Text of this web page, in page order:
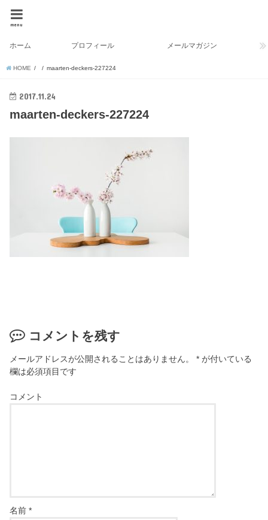
menu
ホーム プロフィール メールマガジン
HOME maarten-deckers-227224
2017.11.24
maarten-deckers-227224
コメントを残す
メールアドレスが公開されることはありません。 * が付いている
欄は必須項目です
コメント
名前*